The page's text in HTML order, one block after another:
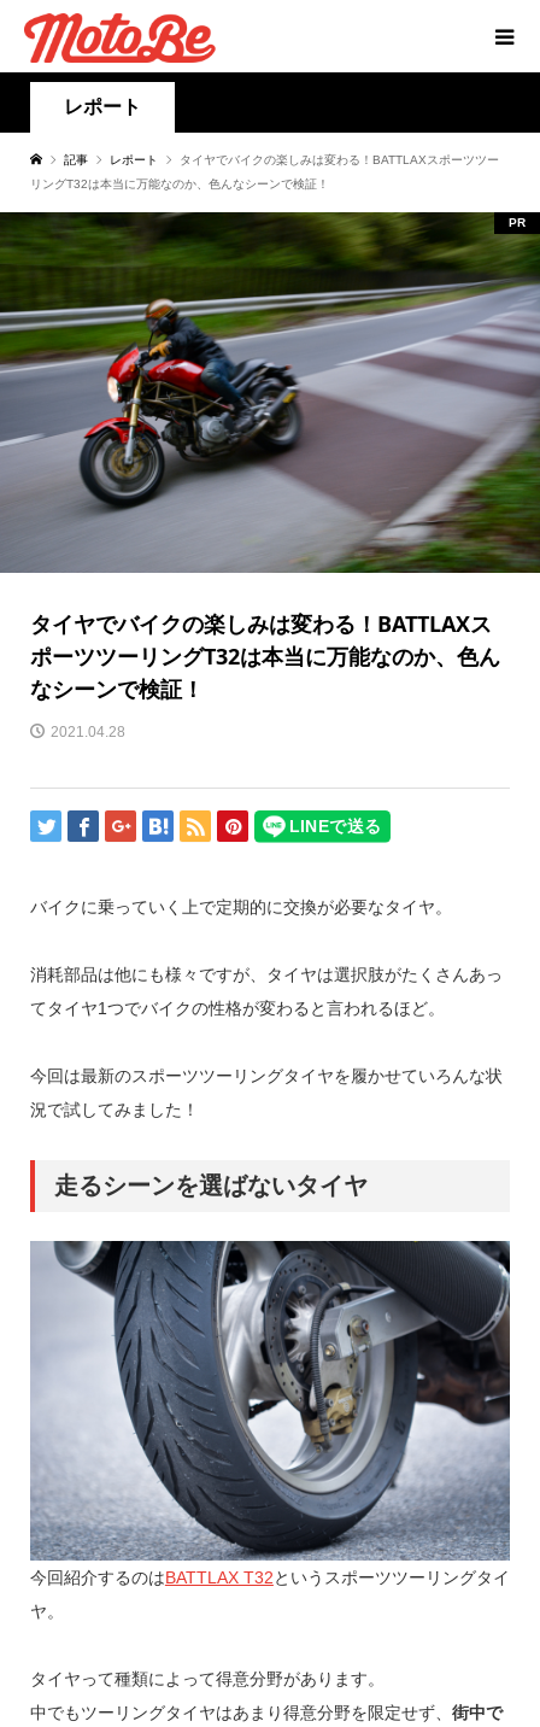
レポート
記事 レポート
タイヤでバイクの楽しみは変わる！BATTLAXスポーツツー
リングT32は本当に万能なのか、色んなシーンで検証！
PR
タイヤでバイクの楽しみは変わる！BATTLAXス
ポーツツーリングT32は本当に万能なのか、色ん
なシーンで検証！
2021.04.28
バイクに乗っていく上で定期的に交換が必要なタイヤ。
消耗部品は他にも様々ですが、タイヤは選択肢がたくさんあっ
てタイヤ1つでバイクの性格が変わると言われるほど。
今回は最新のスポーツツーリングタイヤを履かせていろんな状
況で試してみました！
走るシーンを選ばないタイヤ
今回紹介するのはBATTLAX T32というスポーツツーリングタイ
ヤ。
タイヤって種類によって得意分野があります。
中でもツーリングタイヤはあまり得意分野を限定せず、 街中で